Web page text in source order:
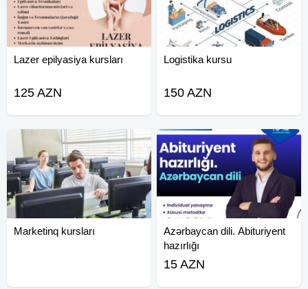
Lazer epilyasiya kursları
125 AZN
Logistika kursu
150 AZN
Marketinq kursları
Azərbaycan dili. Abituriyent
hazırlığı
15 AZN